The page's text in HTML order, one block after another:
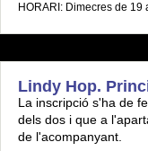
HORARI: Dimecres de 19
Lindy Hop.
La inscripció s'ha de
dels dos i que a
de l'acompanyant.